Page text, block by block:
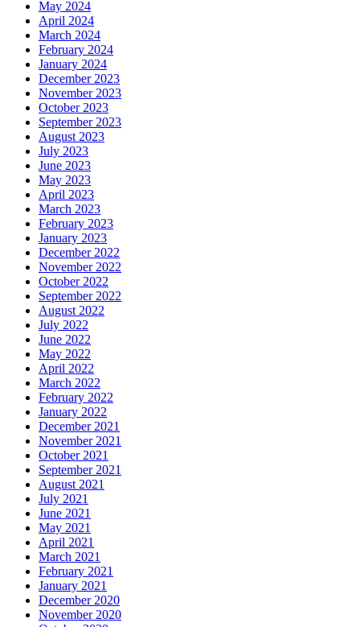
May 2024
April 2024
March 2024
February 2024
January 2024
December 2023
November 2023
October 2023
September 2023
August 2023
July 2023
June 2023
May 2023
April 2023
March 2023
February 2023
January 2023
December 2022
November 2022
October 2022
September 2022
August 2022
July 2022
June 2022
May 2022
April 2022
March 2022
February 2022
January 2022
December 2021
November 2021
October 2021
September 2021
August 2021
July 2021
June 2021
May 2021
April 2021
March 2021
February 2021
January 2021
December 2020
November 2020